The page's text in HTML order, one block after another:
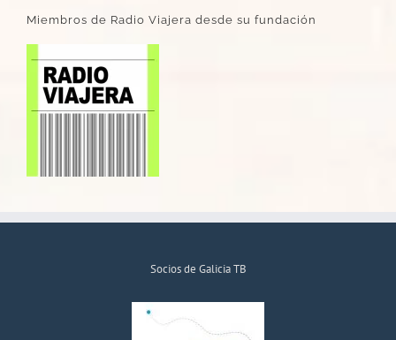
Miembros de Radio Viajera desde su fundación
Socios de Galicia TB